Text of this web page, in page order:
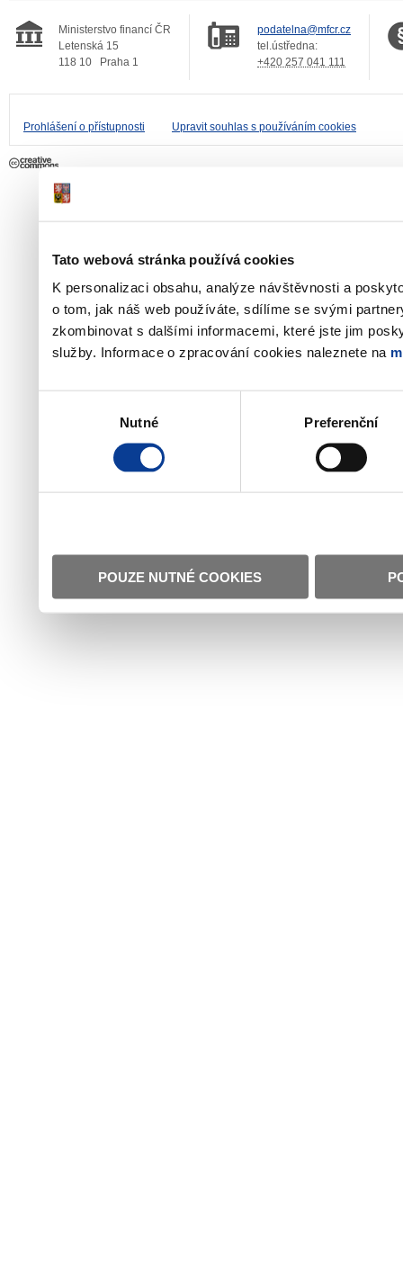
Tato webová stránka používá cookies
K personalizaci obsahu, analýze návštěvnosti a
o tom, jak náš web používáte, sdílíme se svými
zkombinovat s dalšími informacemi, které jste jim
služby. Informace o zpracování cookies naleznete na
Nutné Preferenční
POUZE NUTNÉ COOKIES
Ministerstvo financí ČR
Letenská 15
118 10
Praha 1
podatelna@mfcr.cz
tel.ústředna:
+420 257 041 111
Prohlášení o přístupnosti Upravit souhlas s používáním cookies